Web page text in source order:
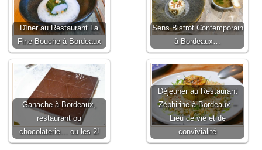
Dîner au Restaurant La
Fine Bouche à Bordeaux
Sens Bistrot Contemporain
à Bordeaux…
Ganache à Bordeaux,
restaurant ou
chocolaterie… ou les 2!
Déjeuner au Restaurant
Zéphirine à Bordeaux –
Lieu de vie et de
convivialité